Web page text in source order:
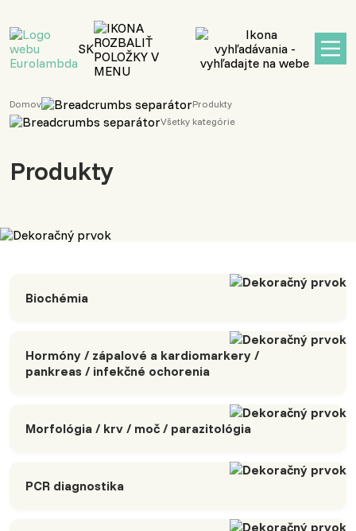
obsah
SK
Domov
Produkty
Všetky kategórie
Produkty
Biochémia
Hormóny / zápalové a kardiomarkery /
pankreas / infekčné ochorenia
Morfológia / krv / moč / parazitológia
PCR diagnostika